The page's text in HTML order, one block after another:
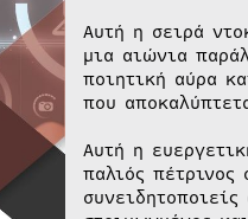
Αυτή η σειρά
μια αιώνια
ποιητική αύρα
που
Αυτή η
παλιός